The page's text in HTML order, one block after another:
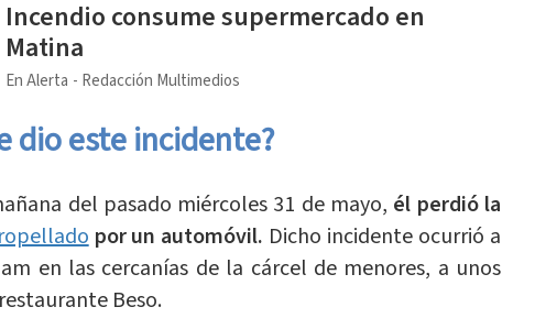
Incendio consume supermercado en
Matina
En Alerta Redacción Multimedios
dio este incidente?
del pasado miércoles 31 de mayo, él perdió la
por un automóvil. Dicho incidente ocurrió a
en las cercanías de la cárcel de menores, a unos
Beso.